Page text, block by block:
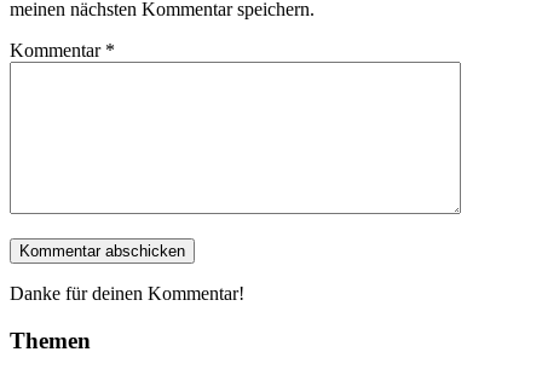
meinen nächsten Kommentar speichern.
Kommentar *
Danke für deinen Kommentar!
Themen